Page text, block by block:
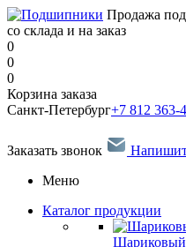
Продажа
со склада и на заказ
0
0
0
Корзина заказа
Санкт-Петербург+7 812 363-
Заказать звонок
Меню
Каталог продукции
Шариковый